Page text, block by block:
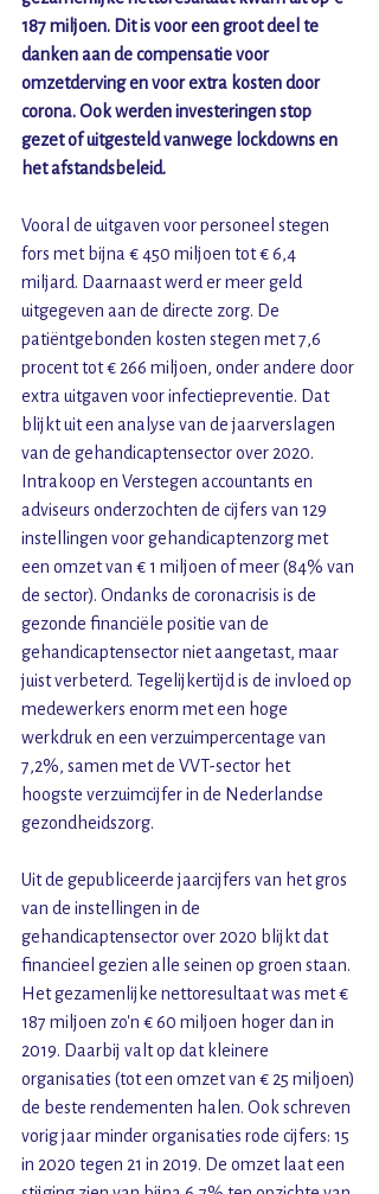
187 miljoen. Dit is voor een groot deel te
danken aan de compensatie voor
omzetderving en voor extra kosten door
corona. Ook werden investeringen stop
gezet of uitgesteld vanwege lockdowns en
het afstandsbeleid.
Vooral de uitgaven voor personeel stegen
fors met bijna € 450 miljoen tot € 6,4
miljard. Daarnaast werd er meer geld
uitgegeven aan de directe zorg. De
patiëntgebonden kosten stegen met 7,6
procent tot € 266 miljoen, onder andere door
extra uitgaven voor infectiepreventie. Dat
blijkt uit een analyse van de jaarverslagen
van de gehandicaptensector over 2020.
Intrakoop en Verstegen accountants en
adviseurs onderzochten de cijfers van 129
instellingen voor gehandicaptenzorg met
een omzet van € 1 miljoen of meer (84% van
de sector). Ondanks de coronacrisis is de
gezonde financiële positie van de
gehandicaptensector niet aangetast, maar
juist verbeterd. Tegelijkertijd is de invloed op
medewerkers enorm met een hoge
werkdruk en een verzuimpercentage van
7,2%, samen met de VVT-sector het
hoogste verzuimcijfer in de Nederlandse
gezondheidszorg.
Uit de gepubliceerde jaarcijfers van het gros
van de instellingen in de
gehandicaptensector over 2020 blijkt dat
financieel gezien alle seinen op groen staan.
Het gezamenlijke nettoresultaat was met €
187 miljoen zo’n € 60 miljoen hoger dan in
2019. Daarbij valt op dat kleinere
organisaties (tot een omzet van € 25 miljoen)
de beste rendementen halen. Ook schreven
vorig jaar minder organisaties rode cijfers: 15
in 2020 tegen 21 in 2019. De omzet laat een